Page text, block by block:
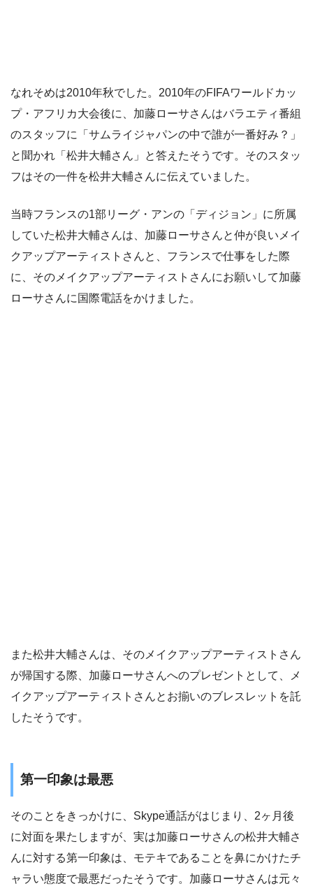
なれそめは2010年秋でした。2010年のFIFAワールドカッ
プ・アフリカ大会後に、加藤ローサさんはバラエティ番組
のスタッフに「サムライジャパンの中で誰が一番好み？」
と聞かれ「松井大輔さん」と答えたそうです。そのスタッ
フはその一件を松井大輔さんに伝えていました。
当時フランスの1部リーグ・アンの「ディジョン」に所属
していた松井大輔さんは、加藤ローサさんと仲が良いメイ
クアップアーティストさんと、フランスで仕事をした際
に、そのメイクアップアーティストさんにお願いして加藤
ローサさんに国際電話をかけました。
また松井大輔さんは、そのメイクアップアーティストさん
が帰国する際、加藤ローサさんへのプレゼントとして、メ
イクアップアーティストさんとお揃いのブレスレットを託
したそうです。
第一印象は最悪
そのことをきっかけに、Skype通話がはじまり、2ヶ月後
に対面を果たしますが、実は加藤ローサさんの松井大輔さ
んに対する第一印象は、モテキであることを鼻にかけたチ
ャラい態度で最悪だったそうです。加藤ローサさんは元々